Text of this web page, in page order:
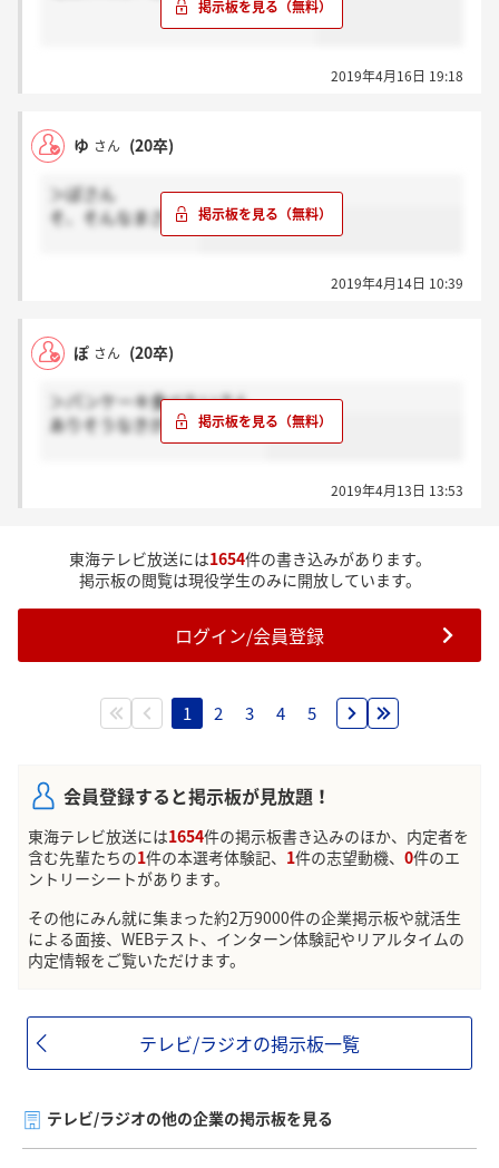
2019年4月16日 19:18
ゆ さん (20卒)
＞ぽさん
そ、そんなまさか…
2019年4月14日 10:39
ぽ さん (20卒)
＞パンケーキ食べたいさん
ありそうなきがしますよねー
2019年4月13日 13:53
東海テレビ放送には1654件の書き込みがあります。
掲示板の閲覧は現役学生のみに開放しています。
ログイン/会員登録
1 2 3 4 5
会員登録すると掲示板が見放題！
東海テレビ放送には1654件の掲示板書き込みのほか、内定者を
含む先輩たちの1件の本選考体験記、 1件の志望動機、 0件のエ
ントリーシートがあります。
その他にみん就に集まった約2万9000件の企業掲示板や就活生
による面接、WEBテスト、インターン体験記やリアルタイムの
内定情報をご覧いただけます。
テレビ/ラジオの掲示板一覧
テレビ/ラジオの他の企業の掲示板を見る